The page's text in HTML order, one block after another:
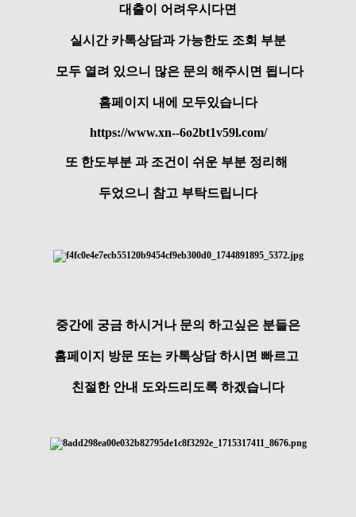
대출이 어려우시다면
실시간 카톡상담과 가능한도 조회 부분
모두 열려 있으니 많은 문의 해주시면 됩니다
홈페이지 내에 모두있습니다
https://www.xn--6o2bt1v59l.com/
또 한도부분 과 조건이 쉬운 부분 정리해
두었으니 참고 부탁드립니다
중간에 궁금 하시거나 문의 하고싶은 분들은
홈페이지 방문 또는 카톡상담 하시면 빠르고
친절한 안내 도와드리도록 하겠습니다